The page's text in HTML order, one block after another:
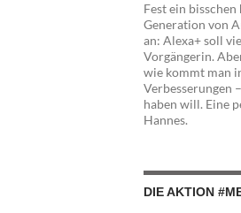
Fest ein
Generation von
an: Alexa+ soll
Vorgängerin.
wie kommt man
Verbesserungen
haben will. Eine
Hannes.
DIE AKTION